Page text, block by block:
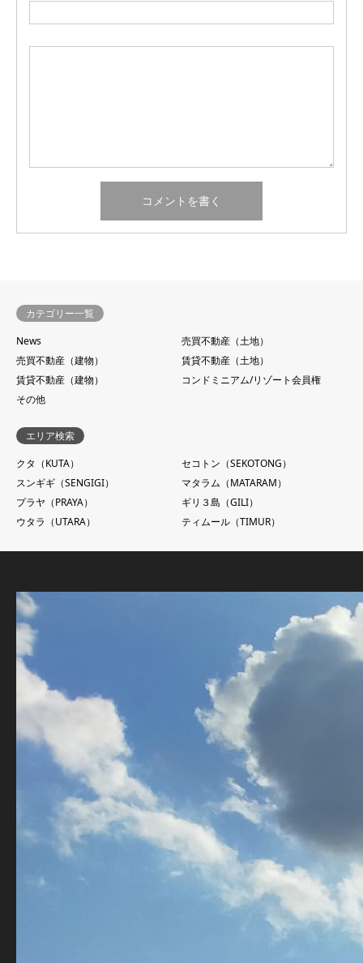
カテゴリー一覧
News
売買不動産（土地）
売買不動産（建物）
賃貸不動産（土地）
賃貸不動産（建物）
コンドミニアム/リゾート会員権
その他
エリア検索
クタ（KUTA）
セコトン（SEKOTONG）
スンギギ（SENGIGI）
マタラム（MATARAM）
プラヤ（PRAYA）
ギリ３島（GILI）
ウタラ（UTARA）
ティムール（TIMUR）